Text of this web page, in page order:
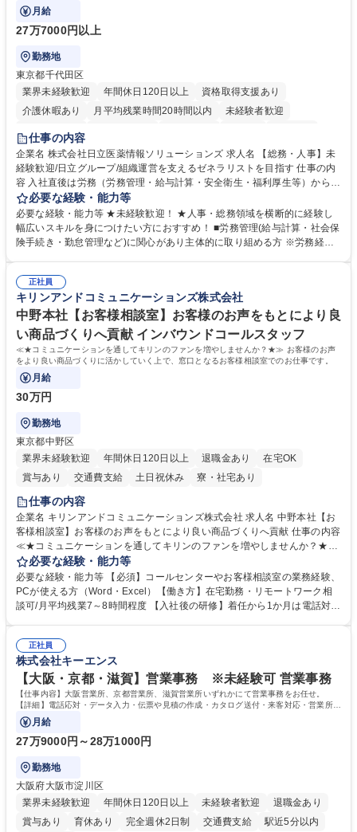
ます。
月給
27万7000円以上
勤務地
東京都千代田区
業界未経験歓迎
年間休日120日以上
資格取得支援あり
介護休暇あり
月平均残業時間20時間以内
未経験者歓迎
住宅手当あり
育休あり
完全週休2日制 交通費支給 土日祝休み 寮・社宅あり
仕事の内容
企業名 株式会社日立医薬情報ソリューションズ 求人名 【総務・人事】未
経験歓迎/日立グループ/組織運営を支えるゼネラリストを目指す 仕事の内
容 入社直後は労務（労務管理・給与計算・安全衛生・福利厚生等）からお
任せいたします。将来は総務・採用・教育業務へ守備範囲を広げ、組織運
営を支えるゼネラリストをめざせます。 ・初期業務：労働時間管理、給与
計算、社会保険対応、福利厚生管理、安全衛生、健康経営推進等をお任せ
します。ご経験に応じて、休職者管理など、幅広く経験を積んでいただき
幅広く経験を積みたい意欲がある方に最適な環境です。 募集職種 【総
務・人事】未経験歓迎/日立グループ/組織運営を支えるゼネラリストを目
指す
必要な経験・能力等
必要な経験・能力等 ★未経験歓迎！ ★人事・総務領域を横断的に経験し
幅広いスキルを身につけたい方におすすめ！ ■労務管理(給与計算・社会保
険手続き・勤怠管理など)に関心があり主体的に取り組める方 ※労務経験
のご経験 ■労務管理（給与計算・社会保険手続き・勤怠管理など）の経験
■衛生管理者の資格をお持ちの方 学歴・資格 学歴：大学院 大学 高専 短大
専修学校 高校 語学力： 資格：
正社員
キリンアンドコミュニケーションズ株式会社
中野本社【お客様相談室】お客様のお声をもとにより良
い商品づくりへ貢献 インバウンドコールスタッフ
≪★コミュニケーションを通してキリンのファンを増やしませんか？★≫ お客様のお声
をより良い商品づくりに活かしていく上で、窓口となるお客様相談室でのお仕事です。
月給
30万円
勤務地
東京都中野区
業界未経験歓迎
年間休日120日以上 退職金あり
在宅OK
賞与あり
交通費支給 土日祝休み 寮・社宅あり
仕事の内容
企業名 キリンアンドコミュニケーションズ株式会社 求人名 中野本社【お
客様相談室】お客様のお声をもとにより良い商品づくりへ貢献 仕事の内容
≪★コミュニケーションを通してキリンのファンを増やしませんか？★≫
お客様のお声をより良い商品づくりに活かしていく上で、窓口となるお客
様相談室でのお仕事です。 日々お客様からいただくキリングループへのご
意見を、企業活動に活かしています。お客様からの声に迅速かつ誠意をも
って対応、情報提供するとともにグループ内活動に反映しています。 【具
平均100件前後■メール・手紙：同上40件前後 募集職種 中野本社【お客様
相談室】お客様のお声をもとにより良い商品づくりへ貢献
必要な経験・能力等
必要な経験・能力等 【必須】コールセンターやお客様相談室の業務経験、
PCが使える方（Word・Excel）【働き方】在宅勤務・リモートワーク相
談可/月平均残業7～8時間程度 【入社後の研修】着任から1か月は電話対応
すのでご安心ください。 【当社について】キリングループの広報機能を担
う会社として、お客様との出会いを大切にし、磨き上げたホスピタリティ
を込めてコミュニケーションをとりながら広報関連業務を行っておりま
す。 学歴・資格 学歴：大学院 大学 高専 短大 専修学校 高校 語学力： 資
格：
正社員
株式会社キーエンス
【大阪・京都・滋賀】営業事務 ※未経験可 営業事務
【仕事内容】大阪営業所、京都営業所、滋賀営業所いずれかにて営業事務をお任せ。
【詳細】電話応対・データ入力・伝票や見積の作成・カタログ送付・来客対応・営業所内
で発生する事務業務や業務改善をお任せ。
月給
27万9000円～28万1000円
勤務地
大阪府大阪市淀川区
業界未経験歓迎
年間休日120日以上 未経験者歓迎
退職金あり
賞与あり
育休あり 完全週休2日制 交通費支給 駅近5分以内